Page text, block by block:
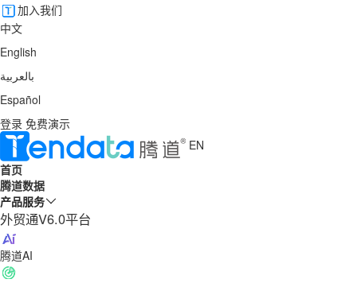
加入我们
中文
English
بالعربية
Español
登录 免费演示
EN
首页
腾道数据
产品服务
外贸通V6.0平台
腾道AI